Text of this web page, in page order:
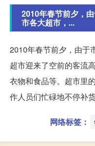
2010年春节前夕，
市各大超市，...
2010年春节前夕，由于
超市迎来了空前的客流
衣物和食品等。超市里
作人员们忙碌地不停补
网络标签：